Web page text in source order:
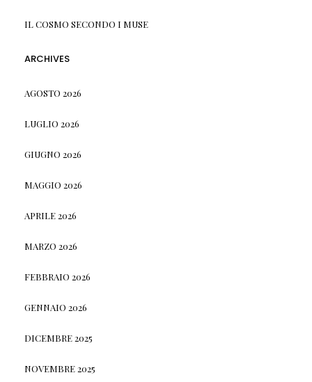
IL COSMO SECONDO I MUSE
ARCHIVES
AGOSTO 2026
LUGLIO 2026
GIUGNO 2026
MAGGIO 2026
APRILE 2026
MARZO 2026
FEBBRAIO 2026
GENNAIO 2026
DICEMBRE 2025
NOVEMBRE 2025